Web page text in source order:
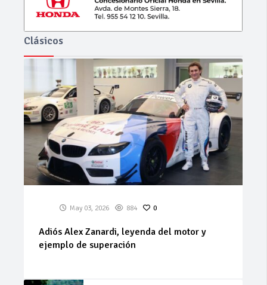
Clásicos
May 03, 2026 884 0
Adiós Alex Zanardi, leyenda del motor y
ejemplo de superación